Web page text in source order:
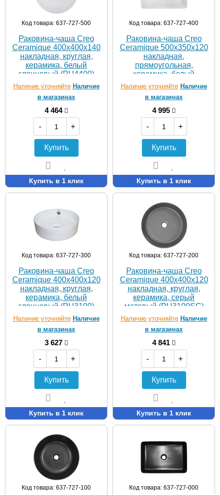
Код товара: 637-727-500
Раковина-чаша Creo
Ceramique 400х400х140
накладная, круглая,
керамика, белый
глянцевый (PU4400)
Наличие уточняйте Наличие
в магазинах
4 464
-
+
Купить
Купить в 1 клик
Код товара: 637-727-400
Раковина-чаша Creo
Ceramique 500х350х120
накладная,
прямоугольная,
керамика, белый
глянцевый (PU3500)
Наличие уточняйте Наличие
в магазинах
4 995
-
+
Купить
Купить в 1 клик
Код товара: 637-727-300
Раковина-чаша Creo
Ceramique 400х400х120
накладная, круглая,
керамика, белый
глянцевый (PU3100)
Наличие уточняйте Наличие
в магазинах
3 627
-
+
Купить
Купить в 1 клик
Код товара: 637-727-200
Раковина-чаша Creo
Ceramique 400х400х120
накладная, круглая,
керамика, серый
матовый (PU3100SG)
Наличие уточняйте Наличие
в магазинах
4 841
-
+
Купить
Купить в 1 клик
Код товара: 637-727-100 Код товара: 637-727-000